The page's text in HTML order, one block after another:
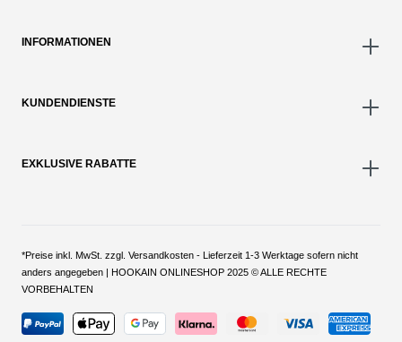
INFORMATIONEN
KUNDENDIENSTE
EXKLUSIVE RABATTE
*Preise inkl. MwSt. zzgl. Versandkosten - Lieferzeit 1-3 Werktage sofern nicht
anders angegeben | HOOKAIN ONLINESHOP 2025 © ALLE RECHTE
VORBEHALTEN